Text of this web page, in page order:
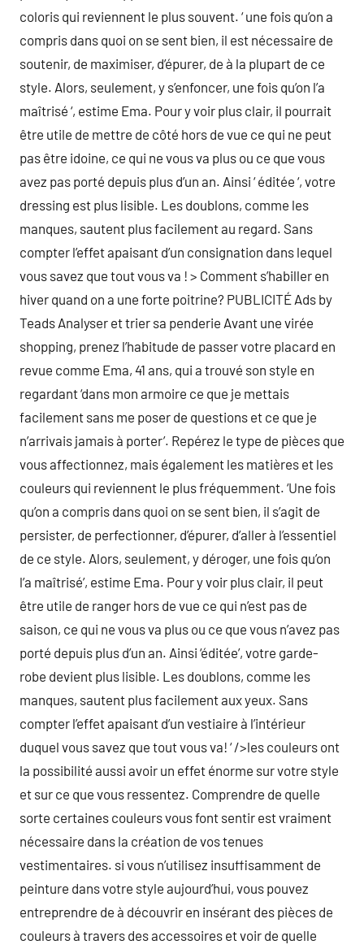
coloris qui reviennent le plus souvent. ‘ une fois qu’on a
compris dans quoi on se sent bien, il est nécessaire de
soutenir, de maximiser, d’épurer, de à la plupart de ce
style. Alors, seulement, y s’enfoncer, une fois qu’on l’a
maîtrisé ‘, estime Ema. Pour y voir plus clair, il pourrait
être utile de mettre de côté hors de vue ce qui ne peut
pas être idoine, ce qui ne vous va plus ou ce que vous
avez pas porté depuis plus d’un an. Ainsi ‘ éditée ‘, votre
dressing est plus lisible. Les doublons, comme les
manques, sautent plus facilement au regard. Sans
compter l’effet apaisant d’un consignation dans lequel
vous savez que tout vous va ! > Comment s’habiller en
hiver quand on a une forte poitrine? PUBLICITÉ Ads by
Teads Analyser et trier sa penderie Avant une virée
shopping, prenez l’habitude de passer votre placard en
revue comme Ema, 41 ans, qui a trouvé son style en
regardant ‘dans mon armoire ce que je mettais
facilement sans me poser de questions et ce que je
n’arrivais jamais à porter’. Repérez le type de pièces que
vous affectionnez, mais également les matières et les
couleurs qui reviennent le plus fréquemment. ‘Une fois
qu’on a compris dans quoi on se sent bien, il s’agit de
persister, de perfectionner, d’épurer, d’aller à l’essentiel
de ce style. Alors, seulement, y déroger, une fois qu’on
l’a maîtrisé’, estime Ema. Pour y voir plus clair, il peut
être utile de ranger hors de vue ce qui n’est pas de
saison, ce qui ne vous va plus ou ce que vous n’avez pas
porté depuis plus d’un an. Ainsi ‘éditée’, votre garde-
robe devient plus lisible. Les doublons, comme les
manques, sautent plus facilement aux yeux. Sans
compter l’effet apaisant d’un vestiaire à l’intérieur
duquel vous savez que tout vous va! ‘ />les couleurs ont
la possibilité aussi avoir un effet énorme sur votre style
et sur ce que vous ressentez. Comprendre de quelle
sorte certaines couleurs vous font sentir est vraiment
nécessaire dans la création de vos tenues
vestimentaires. si vous n’utilisez insuffisamment de
peinture dans votre style aujourd’hui, vous pouvez
entreprendre de à découvrir en insérant des pièces de
couleurs à travers des accessoires et voir de quelle